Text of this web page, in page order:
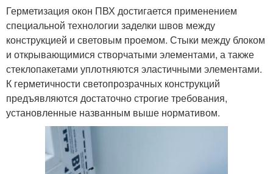
Герметизация окон ПВХ достигается применением
специальной технологии заделки швов между
конструкцией и световым проемом. Стыки между блоком
и открывающимися створчатыми элементами, а также
стеклопакетами уплотняются эластичными элементами.
К герметичности светопрозрачных конструкций
предъявляются достаточно строгие требования,
установленные названным выше нормативом.